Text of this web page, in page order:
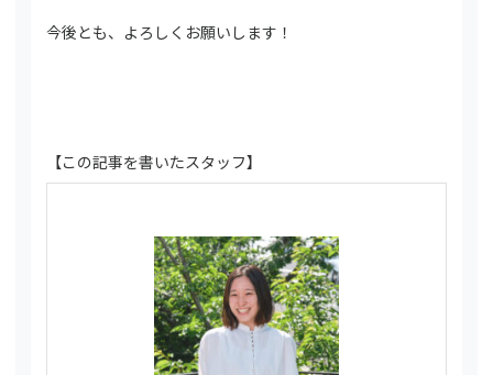
今後とも、よろしくお願いします！
【この記事を書いたスタッフ】